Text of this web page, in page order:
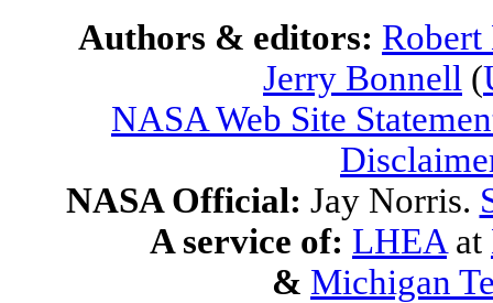
Authors & editors:
Jerry Bonnell (
NASA Web Site
NASA Official: Jay Norris.
A service of: LHEA at
& Michigan